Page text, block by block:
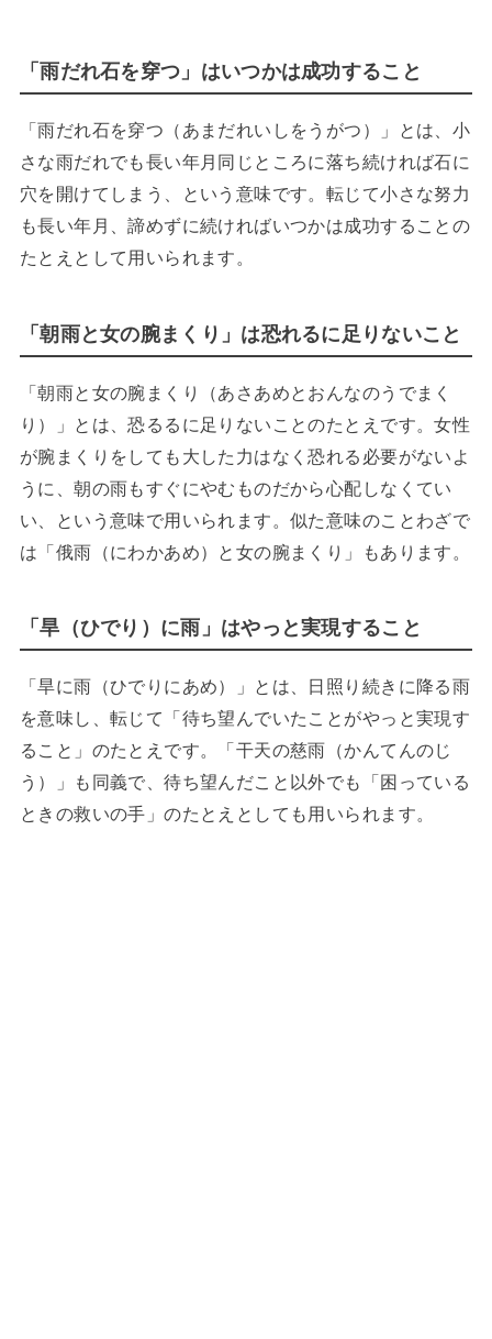
「雨だれ石を穿つ」はいつかは成功すること
「雨だれ石を穿つ（あまだれいしをうがつ）」とは、小
さな雨だれでも長い年月同じところに落ち続ければ石に
穴を開けてしまう、という意味です。転じて小さな努力
も長い年月、諦めずに続ければいつかは成功することの
たとえとして用いられます。
「朝雨と女の腕まくり」は恐れるに足りないこと
「朝雨と女の腕まくり（あさあめとおんなのうでまく
り）」とは、恐るるに足りないことのたとえです。女性
が腕まくりをしても大した力はなく恐れる必要がないよ
うに、朝の雨もすぐにやむものだから心配しなくてい
い、という意味で用いられます。似た意味のことわざで
は「俄雨（にわかあめ）と女の腕まくり」もあります。
「旱（ひでり）に雨」はやっと実現すること
「旱に雨（ひでりにあめ）」とは、日照り続きに降る雨
を意味し、転じて「待ち望んでいたことがやっと実現す
ること」のたとえです。「干天の慈雨（かんてんのじ
う）」も同義で、待ち望んだこと以外でも「困っている
ときの救いの手」のたとえとしても用いられます。